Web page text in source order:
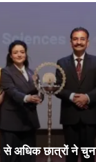
अधिक छात्रों ने